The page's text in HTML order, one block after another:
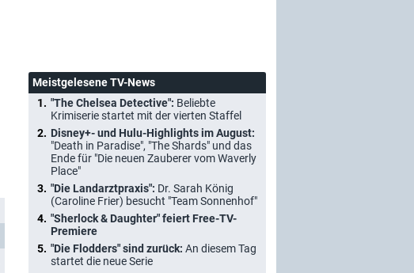
Meistgelesene TV-News
"The Chelsea Detective": Beliebte
Krimiserie startet mit der vierten Staffel
Disney+- und Hulu-Highlights im August:
"Death in Paradise", "The Shards" und das
Ende für "Die neuen Zauberer vom Waverly
Place"
"Die Landarztpraxis": Dr. Sarah König
(Caroline Frier) besucht "Team Sonnenhof"
"Sherlock & Daughter" feiert Free-TV-
Premiere
"Die Flodders" sind zurück: An diesem Tag
startet die neue Serie